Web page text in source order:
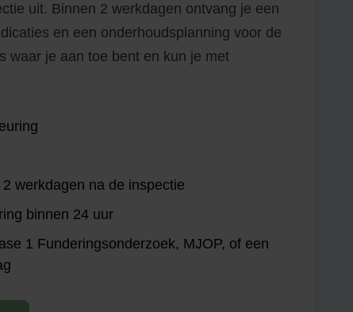
uit. Binnen 2 werkdagen ontvang je een
en een onderhoudsplanning voor de
waar je aan toe bent en kun je met
werkdagen na de inspectie
binnen 24 uur
1 Funderingsonderzoek, MJOP, of een